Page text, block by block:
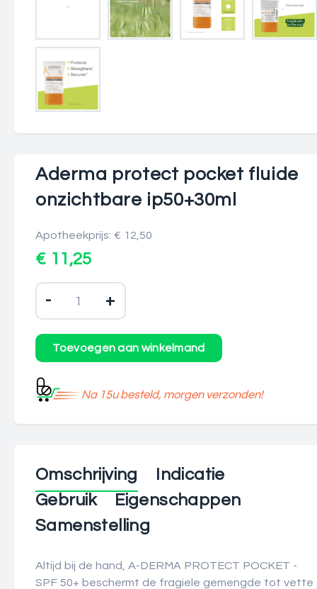
Aderma protect pocket fluide
onzichtbare ip50+30ml
Apotheekprijs: € 12,50
€ 11,25
- +
Na 15u besteld, morgen verzonden!
Omschrijving
Indicatie
Gebruik
Eigenschappen
Samenstelling
Altijd bij de hand, A-DERMA PROTECT POCKET -
SPF 50+ beschermt de fragiele gemengde tot vette